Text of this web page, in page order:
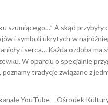
szumiącego…” A skąd
i symboli ukrytych w
i serca… Każda ozdoba ma
W oparciu o specjalnie
tradycje związane z
YouTube – Ośrodek